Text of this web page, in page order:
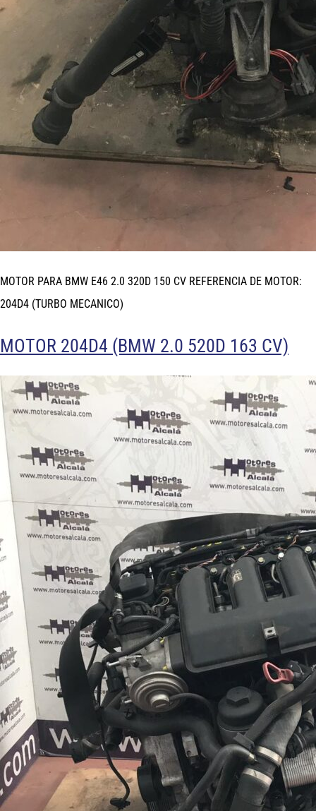
MOTOR PARA BMW E46 2.0 320D 150 CV REFERENCIA DE MOTOR:
204D4 (TURBO MECANICO)
MOTOR 204D4 (BMW 2.0 520D 163 CV)